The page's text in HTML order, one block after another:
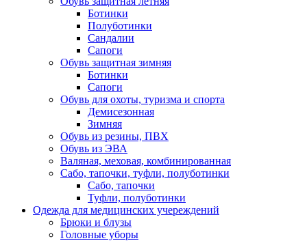
Ботинки
Полуботинки
Сандалии
Сапоги
Обувь защитная зимняя
Ботинки
Сапоги
Обувь для охоты, туризма и спорта
Демисезонная
Зимняя
Обувь из резины, ПВХ
Обувь из ЭВА
Валяная, меховая, комбинированная
Сабо, тапочки, туфли, полуботинки
Сабо, тапочки
Туфли, полуботинки
Одежда для медицинских учереждений
Брюки и блузы
Головные уборы